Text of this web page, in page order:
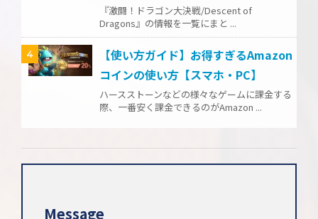
『激闘！ドラゴン大決戦/Descent of
Dragons』の情報を一覧にまと ...
4
【使い方ガイド】お得すぎるAmazon
コインの使い方【スマホ・PC】
ハースストーンなどの様々なゲームに課金する
際、一番安く課金できるのがAmazon ...
Message